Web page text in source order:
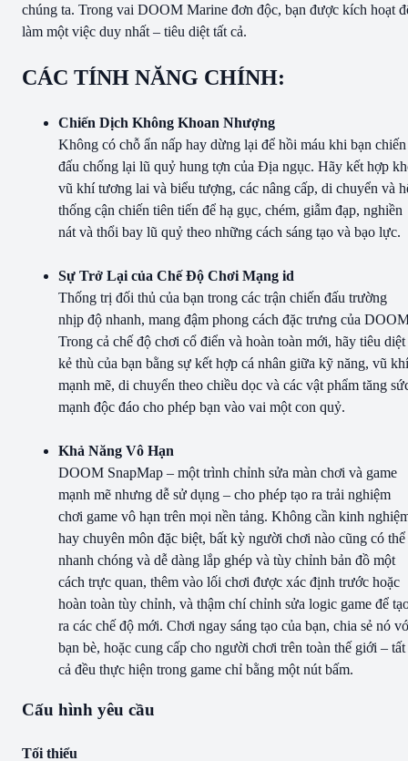
chúng ta. Trong vai DOOM Marine đơn độc, bạn được kích hoạt
làm một việc duy nhất – tiêu diệt tất cả.
CÁC TÍNH NĂNG CHÍNH:
Chiến Dịch Không Khoan Nhượng
Không có chỗ ẩn nấp hay dừng lại để hồi máu khi bạn chiến
đấu chống lại lũ quỷ hung tợn của Địa ngục. Hãy kết hợp
vũ khí tương lai và biểu tượng, các nâng cấp, di chuyển và
thống cận chiến tiên tiến để hạ gục, chém, giẫm đạp, nghiền
nát và thổi bay lũ quỷ theo những cách sáng tạo và bạo lực.
Sự Trở Lại của Chế Độ Chơi Mạng id
Thống trị đối thủ của bạn trong các trận chiến đấu trường
nhịp độ nhanh, mang đậm phong cách đặc trưng của
Trong cả chế độ chơi cổ điển và hoàn toàn mới, hãy tiêu diệt
kẻ thù của bạn bằng sự kết hợp cá nhân giữa kỹ năng, vũ khí
mạnh mẽ, di chuyển theo chiều dọc và các vật phẩm tăng
mạnh độc đáo cho phép bạn vào vai một con quỷ.
Khả Năng Vô Hạn
DOOM SnapMap – một trình chỉnh sửa màn chơi và game
mạnh mẽ nhưng dễ sử dụng – cho phép tạo ra trải nghiệm
chơi game vô hạn trên mọi nền tảng. Không cần kinh
hay chuyên môn đặc biệt, bất kỳ người chơi nào cũng có thể
nhanh chóng và dễ dàng lắp ghép và tùy chỉnh bản đồ một
cách trực quan, thêm vào lối chơi được xác định trước hoặc
hoàn toàn tùy chỉnh, và thậm chí chỉnh sửa logic game để
ra các chế độ mới. Chơi ngay sáng tạo của bạn, chia sẻ nó
bạn bè, hoặc cung cấp cho người chơi trên toàn thế giới – tất
cả đều thực hiện trong game chỉ bằng một nút bấm.
Cấu hình yêu cầu
Tối thiểu